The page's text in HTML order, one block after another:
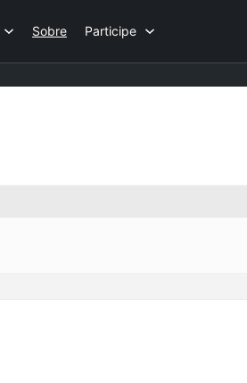
Sobre Participe